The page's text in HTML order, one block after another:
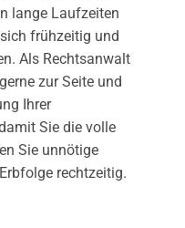
lange Laufzeiten
frühzeitig und
Als Rechtsanwalt
zur Seite und
Ihrer
Sie die volle
Sie unnötige
rechtzeitig.